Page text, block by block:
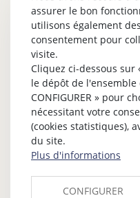
assurer le bon
utilisons également
consentement pour
visite.
Cliquez ci-dessous sur
le dépôt de l'ensemble
CONFIGURER » pour
nécessitant votre
(cookies statistiques),
du site.
Plus d'informations
CONFIGURER